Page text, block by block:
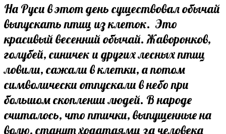
На Руси в этот день существовал обычай
выпускать птиц из клеток. Это
красивый весенний обычай. Жаворонков,
голубей, синичек и других лесных птиц
ловили, сажали в клетки, а потом
символически отпускали в небо при
большом скоплении людей. В народе
считалось, что птички, выпущенные на
волю, станут ходатаями за человека